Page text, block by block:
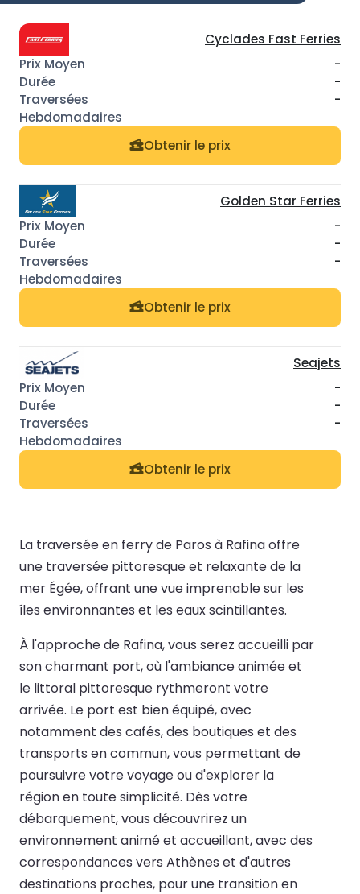
Cyclades Fast Ferries
-
-
-
Obtenir le prix
Golden Star Ferries
-
-
-
Obtenir le prix
Seajets
-
-
-
Obtenir le prix
La traversée en ferry de Paros à Rafina offre
une traversée pittoresque et relaxante de la
mer Égée, offrant une vue imprenable sur les
îles environnantes et les eaux scintillantes.
À l'approche de Rafina, vous serez accueilli par
son charmant port, où l'ambiance animée et
le littoral pittoresque rythmeront votre
arrivée. Le port est bien équipé, avec
notamment des cafés, des boutiques et des
transports en commun, vous permettant de
poursuivre votre voyage ou d'explorer la
région en toute simplicité. Dès votre
débarquement, vous découvrirez un
environnement animé et accueillant, avec des
correspondances vers Athènes et d'autres
destinations proches, pour une transition en